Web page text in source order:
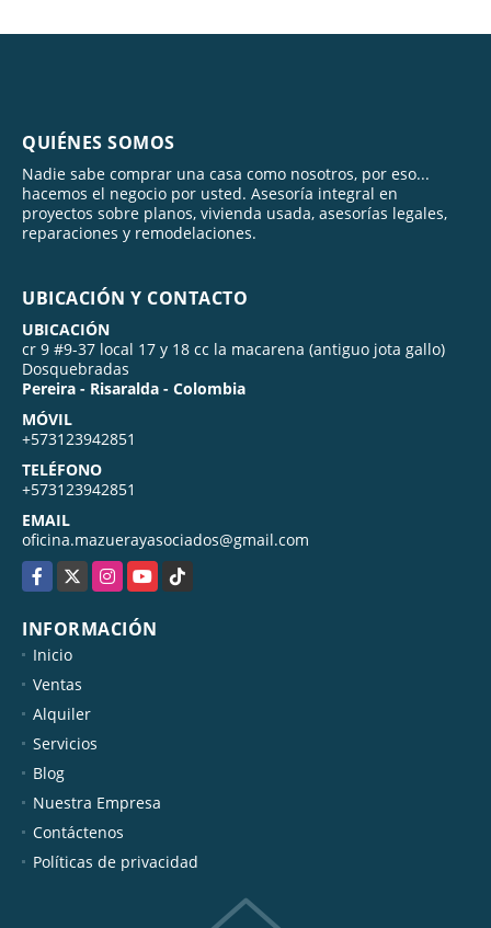
QUIÉNES SOMOS
Nadie sabe comprar una casa como nosotros, por eso...
hacemos el negocio por usted. Asesoría integral en
proyectos sobre planos, vivienda usada, asesorías legales,
reparaciones y remodelaciones.
UBICACIÓN Y CONTACTO
UBICACIÓN
cr 9 #9-37 local 17 y 18 cc la macarena (antiguo jota gallo)
Dosquebradas
Pereira - Risaralda - Colombia
MÓVIL
+573123942851
TELÉFONO
+573123942851
EMAIL
oficina.mazuerayasociados@gmail.com
Facebook
X InstagramYouTubeTikTok
INFORMACIÓN
Inicio
Ventas
Alquiler
Servicios
Blog
Nuestra Empresa
Contáctenos
Políticas de privacidad